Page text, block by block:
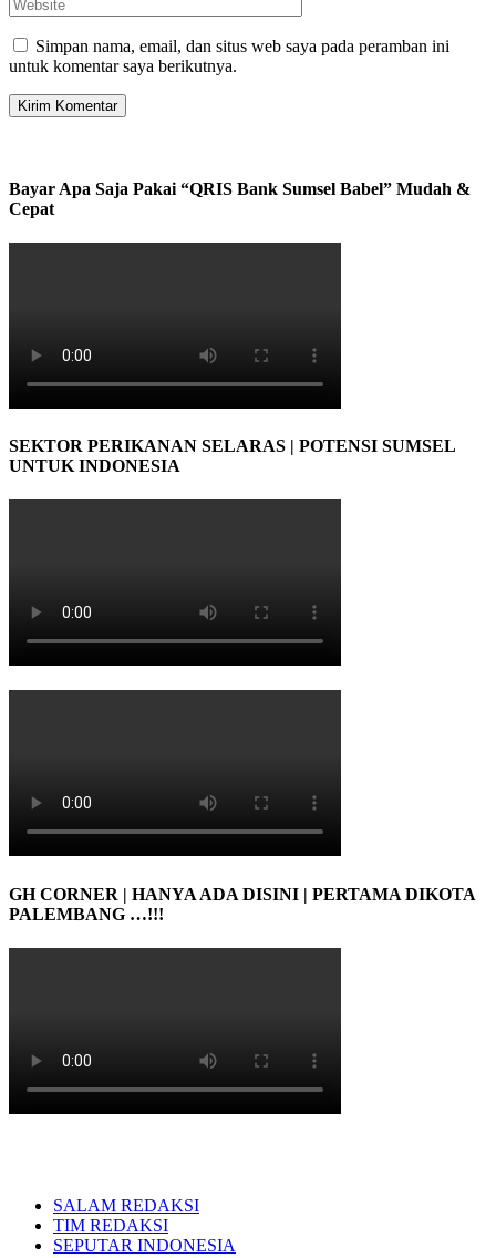
Simpan nama, email, dan situs web saya pada peramban ini
untuk komentar saya berikutnya.
Bayar Apa Saja Pakai “QRIS Bank Sumsel Babel” Mudah &
Cepat
SEKTOR PERIKANAN SELARAS | POTENSI SUMSEL
UNTUK INDONESIA
GH CORNER | HANYA ADA DISINI | PERTAMA DIKOTA
PALEMBANG …!!!
SALAM REDAKSI
TIM REDAKSI
SEPUTAR INDONESIA